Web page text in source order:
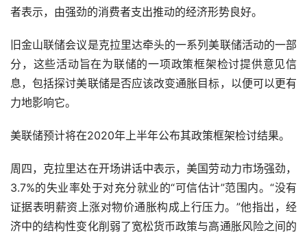
者表示，由强劲的消费者支出推动的经济形势良好。
旧金山联储会议是克拉里达牵头的一系列美联储活动的一部
分，这些活动旨在为联储的一项政策框架检讨提供意见信
息，包括探讨美联储是否应该改变通胀目标，以便可以更有
力地影响它。
美联储预计将在2020年上半年公布其政策框架检讨结果。
周四，克拉里达在开场讲话中表示，美国劳动力市场强劲，
3.7%的失业率处于对充分就业的“可信估计”范围内。“没有
证据表明薪资上涨对物价通胀构成上行压力。”他指出，经
济中的结构性变化削弱了宽松货币政策与高通胀风险之间的